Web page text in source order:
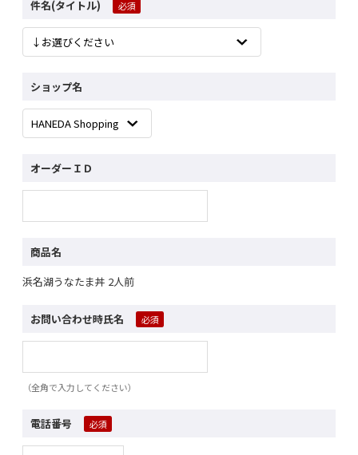
件名(タイトル)
ショップ名
オーダーＩＤ
商品名
浜名湖うなたま丼 2人前
お問い合わせ時氏名
（全角で入力してください）
電話番号